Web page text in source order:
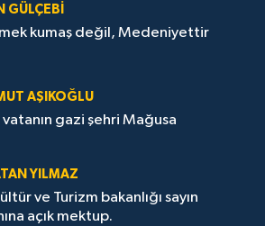
GÜLÇEBİ
kumaş değil, Medeniyettir
AŞIKOĞLU
vatanın gazi şehri Mağusa
YILMAZ
ve Turizm bakanlığı sayın
açık mektup.